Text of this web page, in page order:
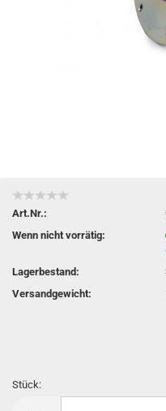
Art.Nr.:
Wenn nicht vorrätig:
Lagerbestand:
Versandgewicht:
Stück: